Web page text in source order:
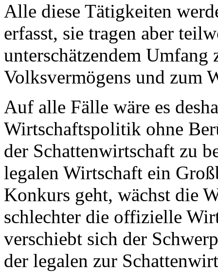
Alle diese Tätigkeiten
erfasst, sie tragen aber
unterschätzendem Umfang
Volksvermögens und zum
Auf alle Fälle wäre es
Wirtschaftspolitik ohne
der Schattenwirtschaft zu
legalen Wirtschaft ein
Konkurs geht, wächst die
schlechter die offizielle
verschiebt sich der
der legalen zur